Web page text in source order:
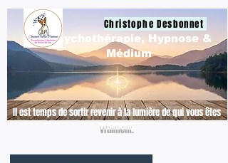
Christophe Desbonnet
Il est temps de sortir revenir à la lumière de qui vous êtes
vraiment.
Psychothérapie, Hypnose &
Médium